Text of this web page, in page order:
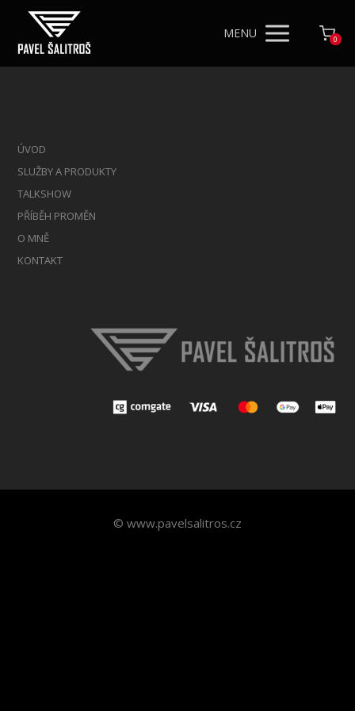
MENU 0
ÚVOD
SLUŽBY A PRODUKTY
TALKSHOW
PŘÍBĚH PROMĚN
O MNĚ
KONTAKT
© www.pavelsalitros.cz